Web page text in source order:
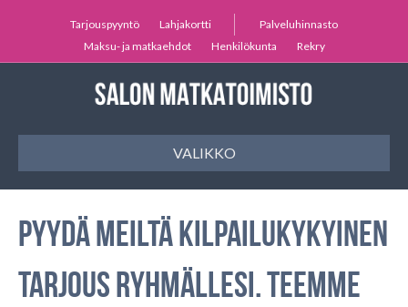
Tarjouspyyntö Lahjakortti
Palveluhinnasto
Maksu- ja matkaehdot
Henkilökunta Rekry
VALIKKO
Pyydä meiltä kilpailukykyinen
tarjous ryhmällesi. Teemme